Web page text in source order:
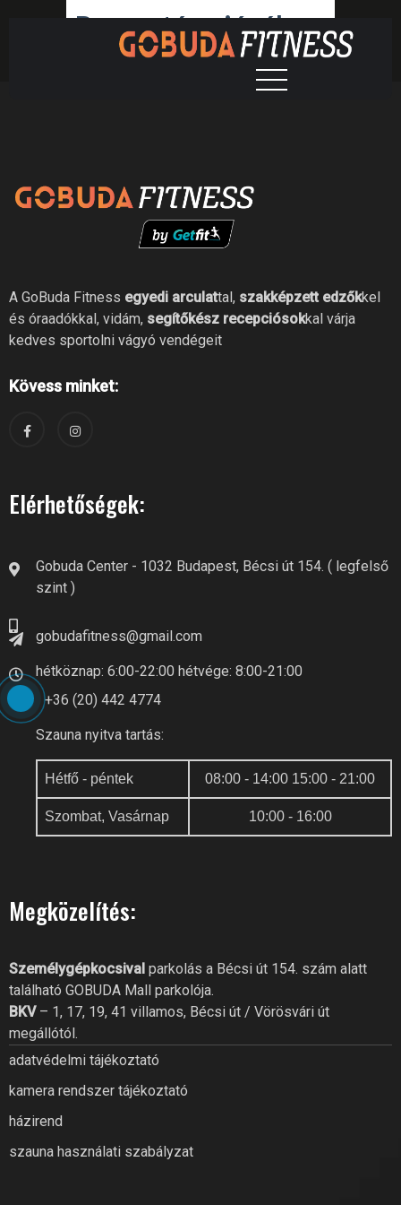
Bevezetés a jógába
A GoBuda Fitness egyedi arculattal, szakképzett edzőkkel
és óraadókkal, vidám, segítőkész recepciósokkal várja
kedves sportolni vágyó vendégeit
Kövess minket:
Elérhetőségek:
Gobuda Center - 1032 Budapest, Bécsi út 154. ( legfelső
szint )
gobudafitness@gmail.com
hétköznap: 6:00-22:00 hétvége: 8:00-21:00
+36 (20) 442 4774
Szauna nyitva tartás:
Hétfő - péntek 08:00 - 14:00 15:00 - 21:00
Szombat, Vasárnap 10:00 - 16:00
Megközelítés:
Személygépkocsival parkolás a Bécsi út 154. szám alatt
található GOBUDA Mall parkolója.
BKV– 1, 17, 19, 41 villamos, Bécsi út / Vörösvári út
megállótól.
adatvédelmi tájékoztató
kamera rendszer tájékoztató
házirend
szauna használati szabályzat
GOBUDA FITNESS CLUB AI
tól!